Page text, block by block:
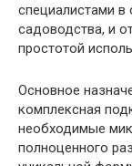
специалистами в
садоводства, и
простотой
Основное
комплексная
необходимые
полноценного